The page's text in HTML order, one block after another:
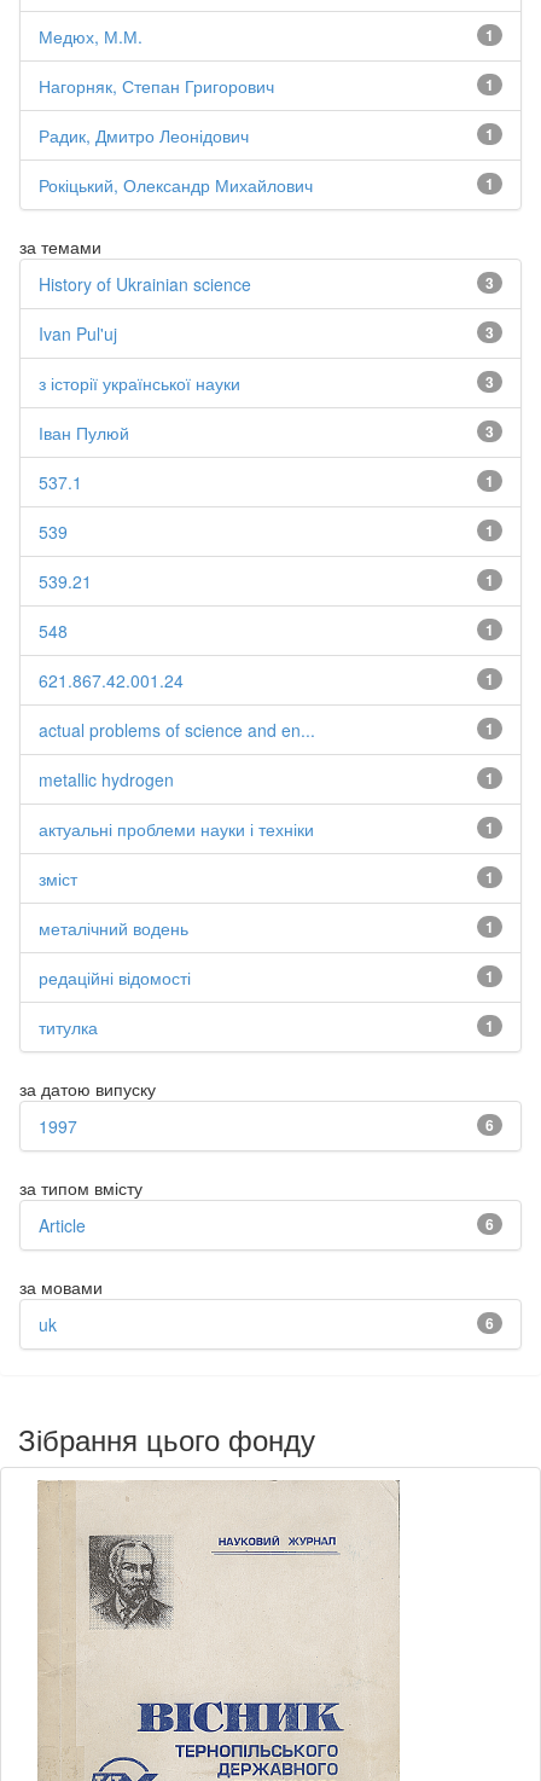
1
Медюх, М.М.
1
Нагорняк, Степан Григорович
1
Радик, Дмитро Леонідович
1
Рокіцький, Олександр Михайлович
за темами
3
History of Ukrainian science
3
Ivan Pul'uj
3
з історії української науки
3
Іван Пулюй
1
537.1
1
539
1
539.21
1
548
1
621.867.42.001.24
1
actual problems of science and en...
1
metallic hydrogen
1
актуальні проблеми науки і техніки
1
зміст
1
металічний водень
1
редаційні відомості
1
титулка
за датою випуску
6
1997
за типом вмісту
6
Article
за мовами
6
uk
Зібрання цього фонду